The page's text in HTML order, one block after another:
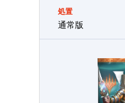
処置
通常版